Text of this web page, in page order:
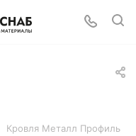
Кровля Металл Профиль